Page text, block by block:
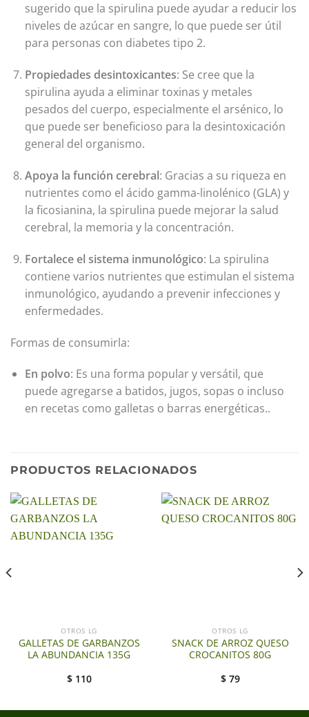
sugerido que la spirulina puede ayudar a reducir los
niveles de azúcar en sangre, lo que puede ser útil
para personas con diabetes tipo 2.
Propiedades desintoxicantes: Se cree que la
spirulina ayuda a eliminar toxinas y metales
pesados del cuerpo, especialmente el arsénico, lo
que puede ser beneficioso para la desintoxicación
general del organismo.
Apoya la función cerebral: Gracias a su riqueza en
nutrientes como el ácido gamma-linolénico (GLA) y
la ficosianina, la spirulina puede mejorar la salud
cerebral, la memoria y la concentración.
Fortalece el sistema inmunológico: La spirulina
contiene varios nutrientes que estimulan el sistema
inmunológico, ayudando a prevenir infecciones y
enfermedades.
Formas de consumirla:
En polvo: Es una forma popular y versátil, que
puede agregarse a batidos, jugos, sopas o incluso
en recetas como galletas o barras energéticas..
PRODUCTOS RELACIONADOS
OTROS LG
GALLETAS DE GARBANZOS
LA ABUNDANCIA 135G
$ 110
OTROS LG
SNACK DE ARROZ QUESO
CROCANITOS 80G
$ 79